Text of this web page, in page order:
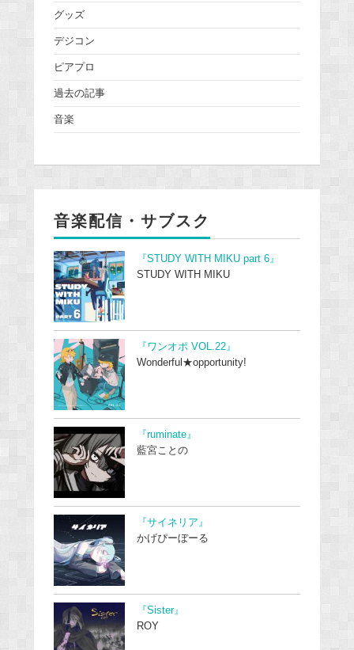
グッズ
デジコン
ピアプロ
過去の記事
音楽
音楽配信・サブスク
『STUDY WITH MIKU part 6』
STUDY WITH MIKU
『ワンオポ VOL.22』
Wonderful★opportunity!
『ruminate』
藍宮ことの
『サイネリア』
かげぴーぼーる
『Sister』
ROY